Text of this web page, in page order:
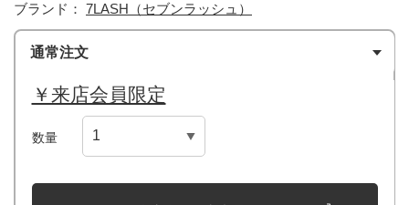
ブランド： 7LASH（セブンラッシュ）
通常注文
￥来店会員限定
数量